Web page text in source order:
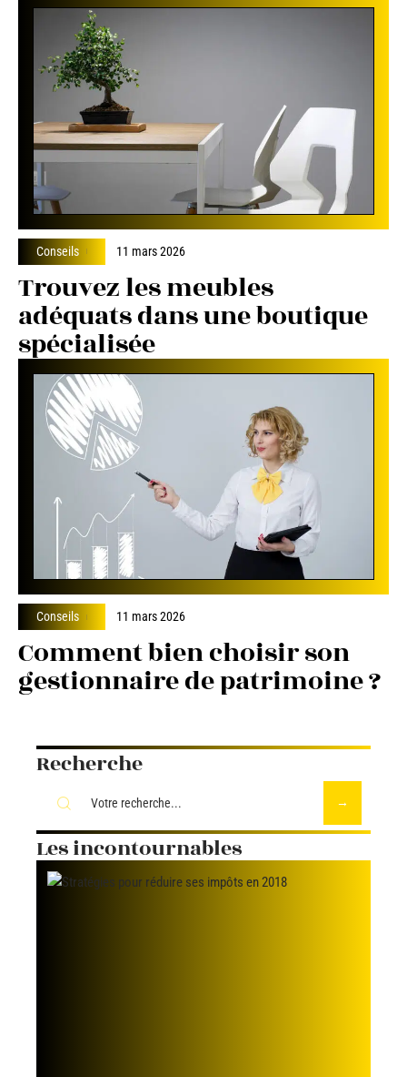
Conseils 11 mars 2026
Trouvez les meubles
adéquats dans une boutique
spécialisée
Conseils 11 mars 2026
Comment bien choisir son
gestionnaire de patrimoine ?
Recherche
Les incontournables